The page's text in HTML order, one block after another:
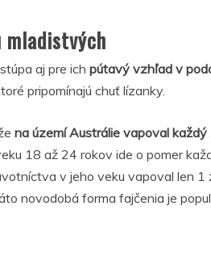
aj pre ich pútavý vzhľad v
pripomínajú chuť lízanky.
na území Austrálie vapoval
18 až 24 rokov ide o pomer
v jeho veku vapoval len 1
novodobá forma fajčenia je